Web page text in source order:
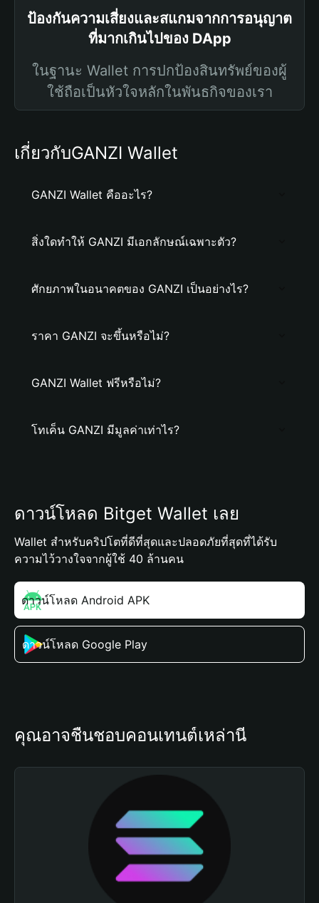
ป้องกันความเสี่ยงและสแกมจากการอนุญาต
ที่มากเกินไปของ DApp
ในฐานะ Wallet การปกป้องสินทรัพย์ของผู้
ใช้ถือเป็นหัวใจหลักในพันธกิจของเรา
เกี่ยวกับGANZI Wallet
GANZI Wallet คืออะไร?
สิ่งใดทำให้ GANZI มีเอกลักษณ์เฉพาะตัว?
ศักยภาพในอนาคตของ GANZI เป็นอย่างไร?
ราคา GANZI จะขึ้นหรือไม่?
GANZI Wallet ฟรีหรือไม่?
โทเค็น GANZI มีมูลค่าเท่าไร?
ดาวน์โหลด Bitget Wallet เลย
Wallet สำหรับคริปโตที่ดีที่สุดและปลอดภัยที่สุดที่ได้รับ
ความไว้วางใจจากผู้ใช้ 40 ล้านคน
ดาวน์โหลด Android APK
ดาวน์โหลด Google Play
คุณอาจชื่นชอบคอนเทนต์เหล่านี้